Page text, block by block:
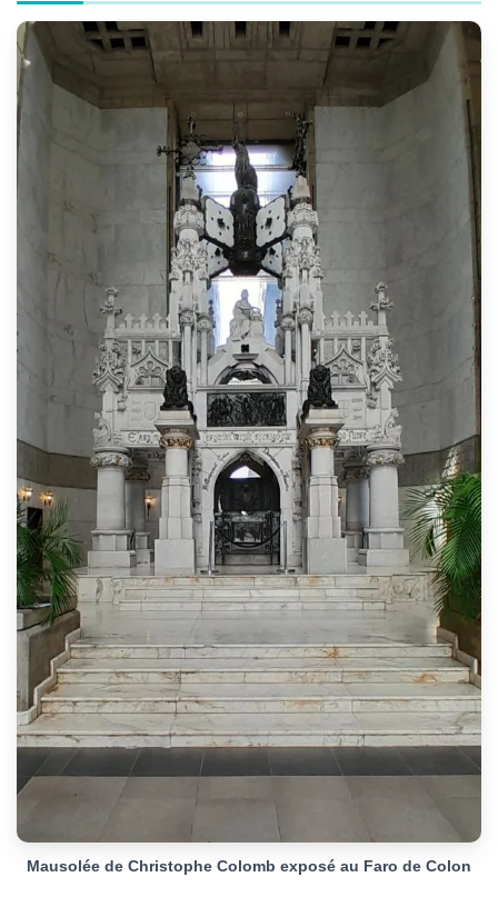
Mausolée de Christophe Colomb exposé au Faro de Colon